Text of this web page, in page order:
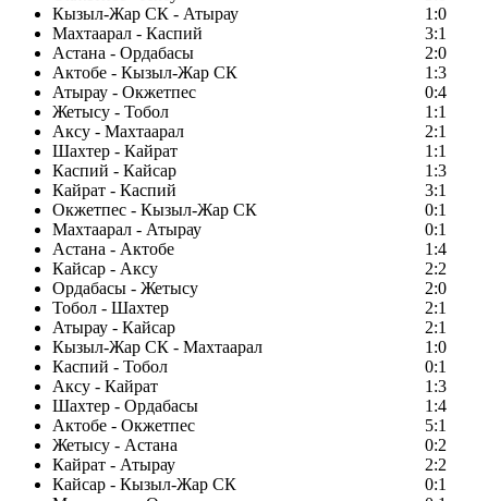
Кызыл-Жар СК - Атырау
1:0
Махтаарал - Каспий
3:1
Астана - Ордабасы
2:0
Актобе - Кызыл-Жар СК
1:3
Атырау - Окжетпес
0:4
Жетысу - Тобол
1:1
Аксу - Махтаарал
2:1
Шахтер - Кайрат
1:1
Каспий - Кайсар
1:3
Кайрат - Каспий
3:1
Окжетпес - Кызыл-Жар СК
0:1
Махтаарал - Атырау
0:1
Астана - Актобе
1:4
Кайсар - Аксу
2:2
Ордабасы - Жетысу
2:0
Тобол - Шахтер
2:1
Атырау - Кайсар
2:1
Кызыл-Жар СК - Махтаарал
1:0
Каспий - Тобол
0:1
Аксу - Кайрат
1:3
Шахтер - Ордабасы
1:4
Актобе - Окжетпес
5:1
Жетысу - Астана
0:2
Кайрат - Атырау
2:2
Кайсар - Кызыл-Жар СК
0:1